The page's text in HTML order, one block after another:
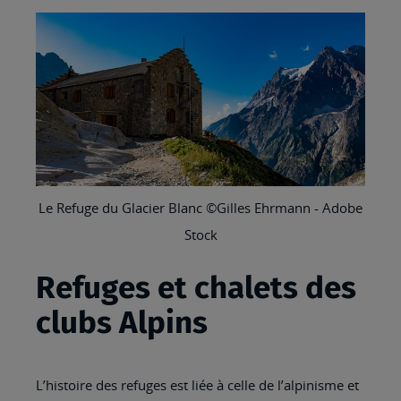
Le Refuge du Glacier Blanc ©Gilles Ehrmann - Adobe
Stock
Refuges et chalets des
clubs Alpins
L’histoire des refuges est liée à celle de l’alpinisme et